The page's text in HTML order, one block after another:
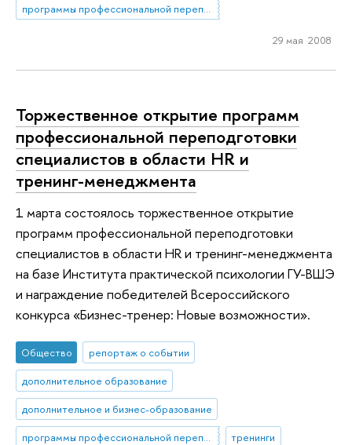
программы профессиональной переподготовки
29 мая 2008
Торжественное открытие программ
профессиональной переподготовки
специалистов в области HR и
тренинг-менеджмента
1 марта состоялось торжественное открытие
программ профессиональной переподготовки
специалистов в области HR и тренинг-менеджмента
на базе Института практической психологии ГУ-ВШЭ
и награждение победителей Всероссийского
конкурса «Бизнес-тренер: Новые возможности».
Общество
репортаж о событии
дополнительное образование
дополнительное и бизнес-образование
программы профессиональной переподготовки
тренинги